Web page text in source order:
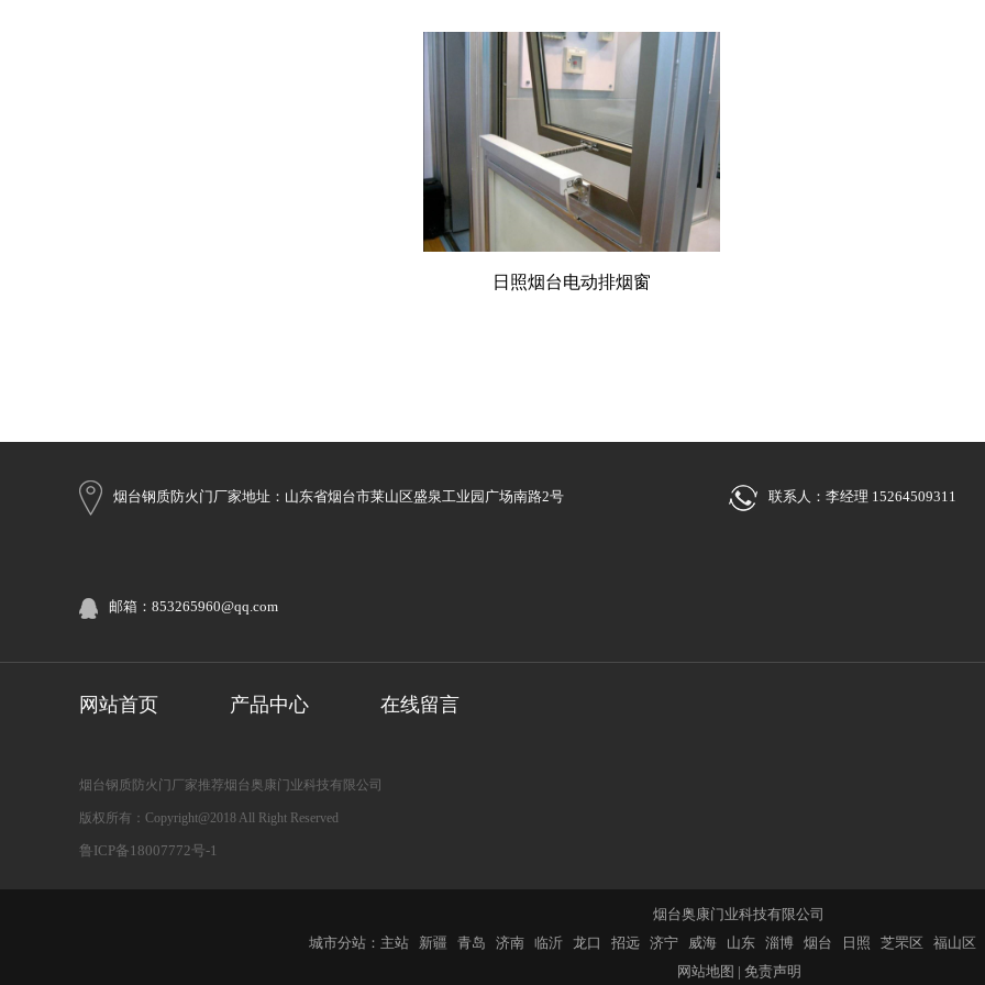
日照烟台电动排烟窗
烟台钢质防火门厂家地址：山东省烟台市莱山区盛泉工业园广场南路2号 联系人：李经理 15264509311
邮箱：853265960@qq.com
网站首页 产品中心 在线留言
烟台钢质防火门厂家推荐烟台奥康门业科技有限公司
版权所有：Copyright@2018 All Right Reserved
鲁ICP备18007772号-1
烟台奥康门业科技有限公司
城市分站： 主站 新疆 青岛 济南 临沂 龙口 招远 济宁 威海 山东 淄博 烟台 日照 芝罘区 福山区
网站地图 | 免责声明